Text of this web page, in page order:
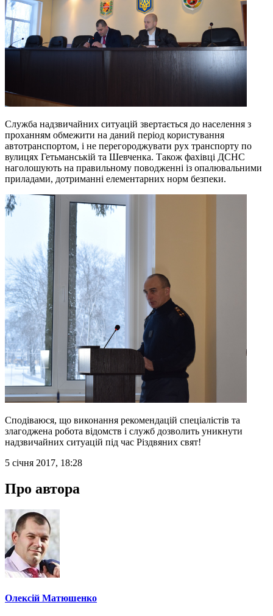
Служба надзвичайних ситуацій звертається до населення з
проханням обмежити на даний період користування
автотранспортом, і не перегороджувати рух транспорту по
вулицях Гетьманській та Шевченка. Також фахівці ДСНС
наголошують на правильному поводженні із опалювальними
приладами, дотриманні елементарних норм безпеки.
Сподіваюся, що виконання рекомендацій спеціалістів та
злагоджена робота відомств і служб дозволить уникнути
надзвичайних ситуацій під час Різдвяних свят!
5 січня 2017, 18:28
Про автора
Олексій Матюшенко